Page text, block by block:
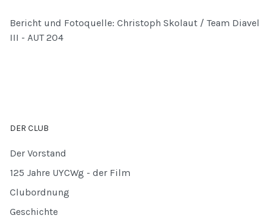
Bericht und Fotoquelle: Christoph Skolaut / Team Diavel
III - AUT 204
DER CLUB
Der Vorstand
125 Jahre UYCWg - der Film
Clubordnung
Geschichte